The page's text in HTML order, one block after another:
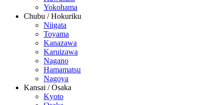
Yokohama
Chubu / Hokuriku
Niigata
Toyama
Kanazawa
Karuizawa
Nagano
Hamamatsu
Nagoya
Kansai / Osaka
Kyoto